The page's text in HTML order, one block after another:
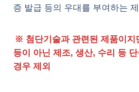
증 발급 등의 우대를 부여하는
※ 첨단기술과 관련된 제품이지
등이 아닌 제조, 생산, 수리 등
경우 제외